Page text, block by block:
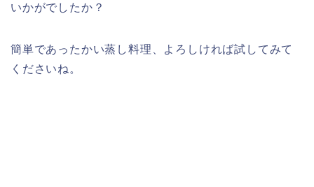
いかがでしたか？
簡単であったかい蒸し料理、よろしければ試してみて
くださいね。